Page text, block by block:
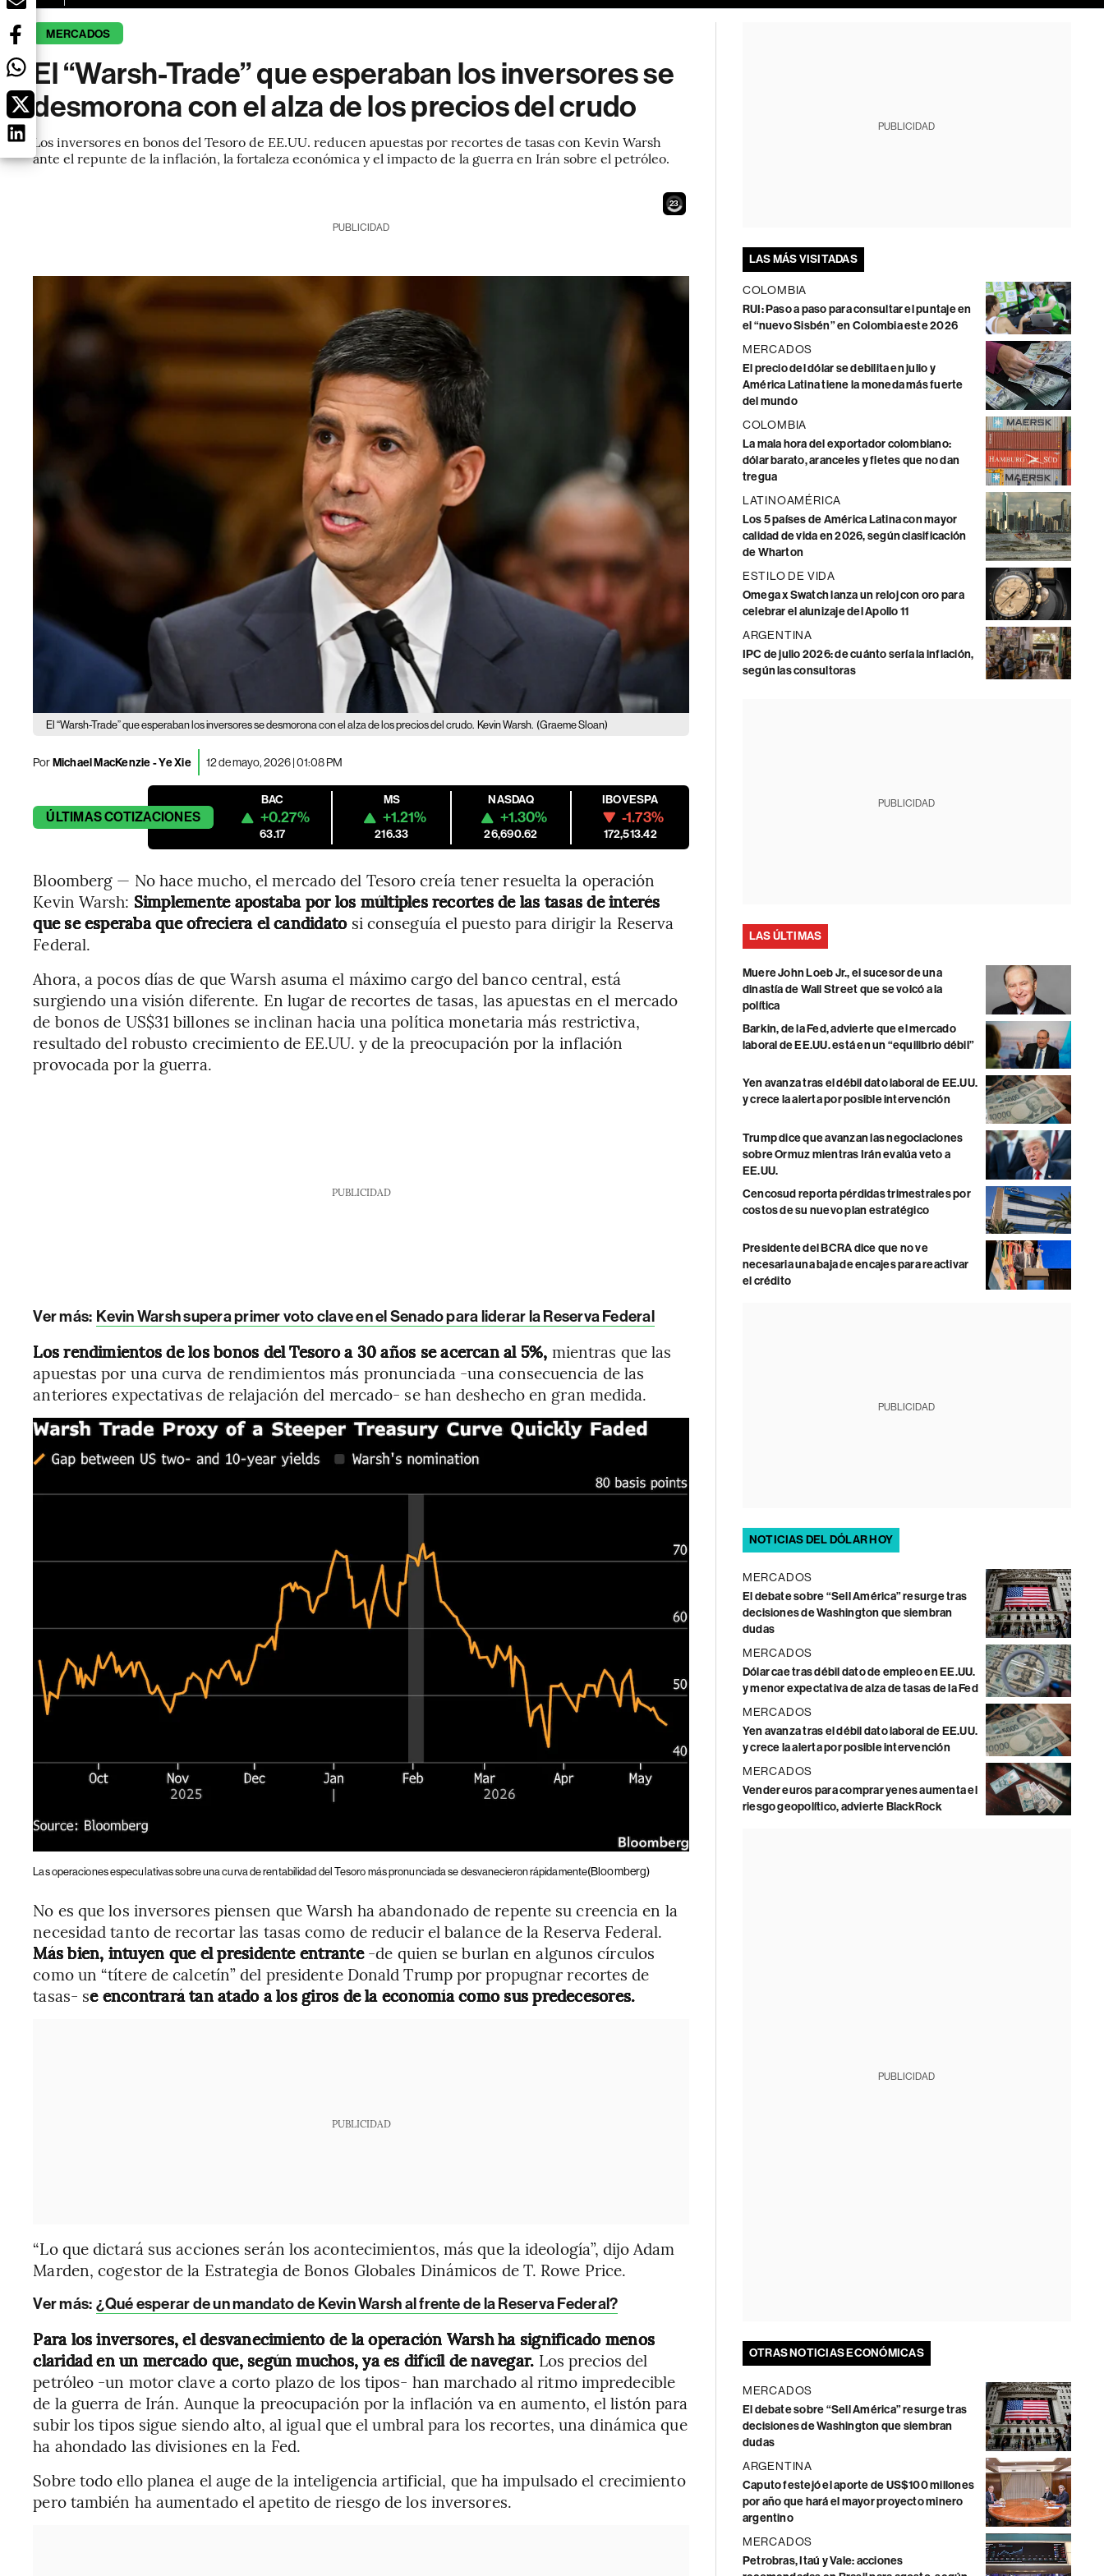
MERCADOS
El “Warsh-Trade” que esperaban los inversores se
desmorona con el alza de los precios del crudo
Los inversores en bonos del Tesoro de EE.UU. reducen apuestas por recortes de tasas con Kevin Warsh
ante el repunte de la inflación, la fortaleza económica y el impacto de la guerra en Irán sobre el petróleo.
22
PUBLICIDAD
El “Warsh-Trade” que esperaban los inversores se desmorona con el alza de los precios del crudo. Kevin Warsh. (Graeme Sloan)
PorMichael MacKenzie - Ye Xie 12 de mayo, 2026 | 01:08 PM
ÚLTIMASCOTIZACIONES
BAC
+0.27%
63.17
MS
+1.21%
216.33
NASDAQ
+1.30%
26,690.62
IBOVESPA
-1.73%
172,513.42
Bloomberg — No hace mucho, el mercado del Tesoro creía tener resuelta la operación
Kevin Warsh: Simplemente apostaba por los múltiples recortes de las tasas de interés
que se esperaba que ofreciera el candidato si conseguía el puesto para dirigir la Reserva
Federal.
Ahora, a pocos días de que Warsh asuma el máximo cargo del banco central, está
surgiendo una visión diferente. En lugar de recortes de tasas, las apuestas en el mercado
de bonos de US$31 billones se inclinan hacia una política monetaria más restrictiva,
resultado del robusto crecimiento de EE.UU. y de la preocupación por la inflación
provocada por la guerra.
PUBLICIDAD
Ver más: Kevin Warsh supera primer voto clave en el Senado para liderar la Reserva Federal
Los rendimientos de los bonos del Tesoro a 30 años se acercan al 5%, mientras que las
apuestas por una curva de rendimientos más pronunciada -una consecuencia de las
anteriores expectativas de relajación del mercado- se han deshecho en gran medida.
Las operaciones especulativas sobre una curva de rentabilidad del Tesoro más pronunciada se desvanecieron rápidamente(Bloomberg)
No es que los inversores piensen que Warsh ha abandonado de repente su creencia en la
necesidad tanto de recortar las tasas como de reducir el balance de la Reserva Federal.
Más bien, intuyen que el presidente entrante-de quien se burlan en algunos círculos
como un “títere de calcetín” del presidente Donald Trump por propugnar recortes de
tasas- se encontrará tan atado a los giros de la economía como sus predecesores.
PUBLICIDAD
“Lo que dictará sus acciones serán los acontecimientos, más que la ideología”, dijo Adam
Marden, cogestor de la Estrategia de Bonos Globales Dinámicos de T. Rowe Price.
Ver más: ¿Qué esperar de un mandato de Kevin Warsh al frente de la Reserva Federal?
Para los inversores, el desvanecimiento de la operación Warsh ha significado menos
claridad en un mercado que, según muchos, ya es difícil de navegar. Los precios del
petróleo -un motor clave a corto plazo de los tipos- han marchado al ritmo impredecible
de la guerra de Irán. Aunque la preocupación por la inflación va en aumento, el listón para
subir los tipos sigue siendo alto, al igual que el umbral para los recortes, una dinámica que
ha ahondado las divisiones en la Fed.
Sobre todo ello planea el auge de la inteligencia artificial, que ha impulsado el crecimiento
pero también ha aumentado el apetito de riesgo de los inversores.
PUBLICIDAD
LAS MÁS VISITADAS
COLOMBIA
RUI: Paso a paso para consultar el puntaje en
el “nuevo Sisbén” en Colombia este 2026
MERCADOS
El precio del dólar se debilita en julio y
América Latina tiene la moneda más fuerte
del mundo
COLOMBIA
La mala hora del exportador colombiano:
dólar barato, aranceles y fletes que no dan
tregua
LATINOAMÉRICA
Los 5 países de América Latina con mayor
calidad de vida en 2026, según clasificación
de Wharton
ESTILO DE VIDA
Omega x Swatch lanza un reloj con oro para
celebrar el alunizaje del Apollo 11
ARGENTINA
IPC de julio 2026: de cuánto sería la inflación,
según las consultoras
PUBLICIDAD
LAS ÚLTIMAS
Muere John Loeb Jr., el sucesor de una
dinastía de Wall Street que se volcó a la
política
Barkin, de la Fed, advierte que el mercado
laboral de EE.UU. está en un “equilibrio débil”
Yen avanza tras el débil dato laboral de EE.UU.
y crece la alerta por posible intervención
Trump dice que avanzan las negociaciones
sobre Ormuz mientras Irán evalúa veto a
EE.UU.
Cencosud reporta pérdidas trimestrales por
costos de su nuevo plan estratégico
Presidente del BCRA dice que no ve
necesaria una baja de encajes para reactivar
el crédito
PUBLICIDAD
NOTICIAS DEL DÓLAR HOY
MERCADOS
El debate sobre “Sell América” resurge tras
decisiones de Washington que siembran
dudas
MERCADOS
Dólar cae tras débil dato de empleo en EE.UU.
y menor expectativa de alza de tasas de la Fed
MERCADOS
Yen avanza tras el débil dato laboral de EE.UU.
y crece la alerta por posible intervención
MERCADOS
Vender euros para comprar yenes aumenta el
riesgo geopolítico, advierte BlackRock
PUBLICIDAD
OTRAS NOTICIAS ECONÓMICAS
MERCADOS
El debate sobre “Sell América” resurge tras
decisiones de Washington que siembran
dudas
ARGENTINA
Caputo festejó el aporte de US$100 millones
por año que hará el mayor proyecto minero
argentino
MERCADOS
Petrobras, Itaú y Vale: acciones